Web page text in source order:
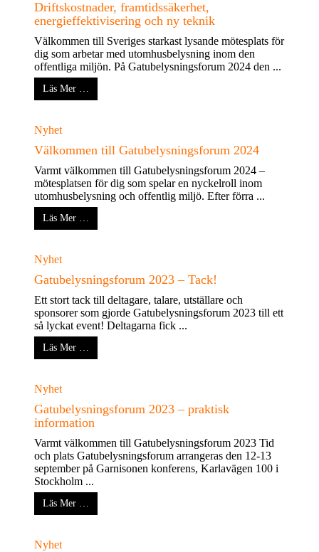
Driftskostnader, framtidssäkerhet,
energieffektivisering och ny teknik
Välkommen till Sveriges starkast lysande mötesplats för
dig som arbetar med utomhusbelysning inom den
offentliga miljön. På Gatubelysningsforum 2024 den ...
Läs Mer …
Nyhet
Välkommen till Gatubelysningsforum 2024
Varmt välkommen till Gatubelysningsforum 2024 –
mötesplatsen för dig som spelar en nyckelroll inom
utomhusbelysning och offentlig miljö. Efter förra ...
Läs Mer …
Nyhet
Gatubelysningsforum 2023 – Tack!
Ett stort tack till deltagare, talare, utställare och
sponsorer som gjorde Gatubelysningsforum 2023 till ett
så lyckat event! Deltagarna fick ...
Läs Mer …
Nyhet
Gatubelysningsforum 2023 – praktisk
information
Varmt välkommen till Gatubelysningsforum 2023 Tid
och plats Gatubelysningsforum arrangeras den 12-13
september på Garnisonen konferens, Karlavägen 100 i
Stockholm ...
Läs Mer …
Nyhet